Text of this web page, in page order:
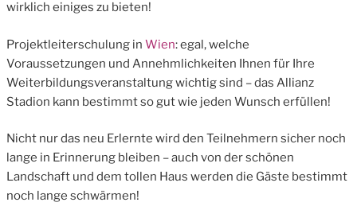
wirklich einiges zu bieten!
Projektleiterschulung in Wien: egal, welche
Voraussetzungen und Annehmlichkeiten Ihnen für Ihre
Weiterbildungsveranstaltung wichtig sind – das Allianz
Stadion kann bestimmt so gut wie jeden Wunsch erfüllen!
Nicht nur das neu Erlernte wird den Teilnehmern sicher noch
lange in Erinnerung bleiben – auch von der schönen
Landschaft und dem tollen Haus werden die Gäste bestimmt
noch lange schwärmen!